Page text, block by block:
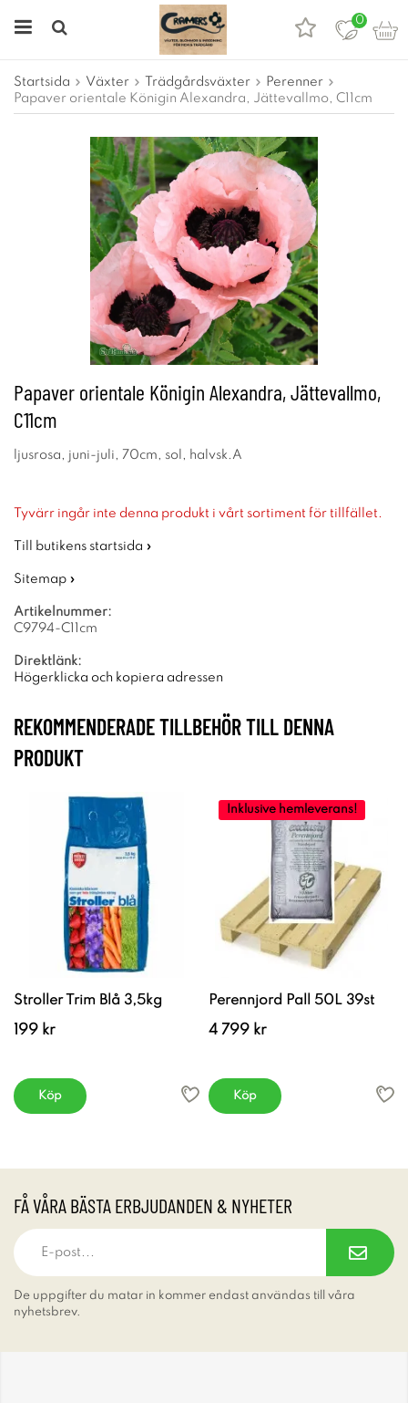
0
Startsida Växter Trädgårdsväxter
Perenner
Papaver orientale Königin Alexandra, Jättevallmo, C11cm
Papaver orientale Königin Alexandra, Jättevallmo,
C11cm
ljusrosa, juni-juli, 70cm, sol, halvsk.A
Tyvärr ingår inte denna produkt i vårt sortiment för tillfället.
Till butikens startsida »
Sitemap »
Artikelnummer:
C9794-C11cm
Direktlänk:
Högerklicka och kopiera adressen
REKOMMENDERADE TILLBEHÖR TILL DENNA
PRODUKT
Stroller Trim Blå 3,5kg
199 kr
Köp
Inklusive hemleverans!
Perennjord Pall 50L 39st
4 799 kr
Köp
FÅ VÅRA BÄSTA ERBJUDANDEN & NYHETER
De uppgifter du matar in kommer endast användas till våra
nyhetsbrev.